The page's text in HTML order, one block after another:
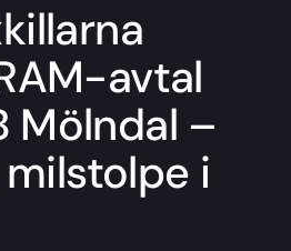
avtal
Mölndal –
i